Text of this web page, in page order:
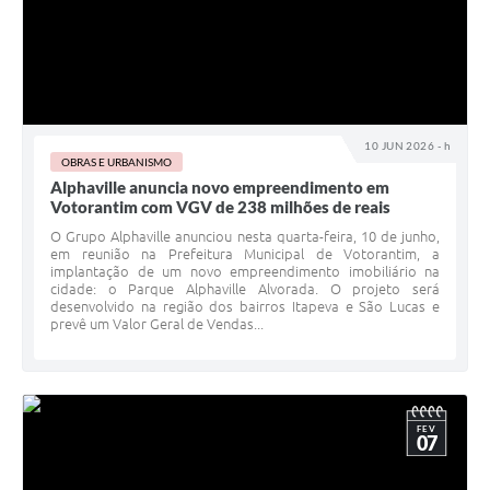
Contato
10 JUN 2026 - h
OBRAS E URBANISMO
Alphaville anuncia novo empreendimento em
Votorantim com VGV de 238 milhões de reais
O Grupo Alphaville anunciou nesta quarta-feira, 10 de junho,
em reunião na Prefeitura Municipal de Votorantim, a
implantação de um novo empreendimento imobiliário na
cidade: o Parque Alphaville Alvorada. O projeto será
desenvolvido na região dos bairros Itapeva e São Lucas e
prevê um Valor Geral de Vendas...
FEV
07